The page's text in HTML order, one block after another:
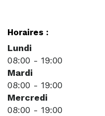
Horaires :
Lundi
08:00 - 19:00
Mardi
08:00 - 19:00
Mercredi
08:00 - 19:00